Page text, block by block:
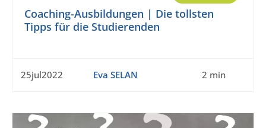
Coaching-Ausbildungen | Die tollsten
Tipps für die Studierenden
25jul2022 Eva SELAN 2 min